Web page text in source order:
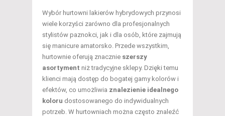
Wybór hurtowni lakierów hybrydowych przynosi
wiele korzyści zarówno dla profesjonalnych
stylistów paznokci, jak i dla osób, które zajmują
się manicure amatorsko. Przede wszystkim,
hurtownie oferują znacznie szerszy
asortyment niż tradycyjne sklepy. Dzięki temu
klienci mają dostęp do bogatej gamy kolorów i
efektów, co umożliwia znalezienie idealnego
koloru dostosowanego do indywidualnych
potrzeb. W hurtowniach można często znaleźć